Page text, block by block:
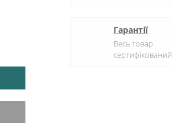
Гарантії
Весь товар
сертифікований